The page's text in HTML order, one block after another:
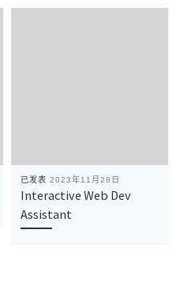
已发表 2023年11月28日
Interactive Web Dev
Assistant